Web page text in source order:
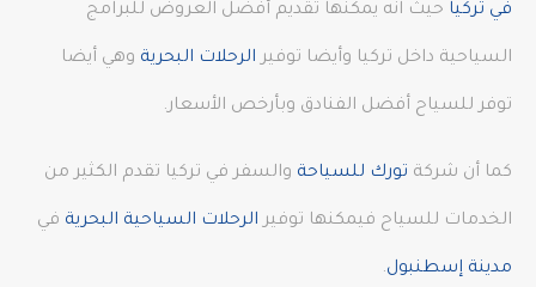
في تركيا حيث انه يمكنها تقديم أفضل العروض للبرامج
السياحية داخل تركيا وأيضا توفير الرحلات البحرية وهي أيضا
توفر للسياح أفضل الفنادق وبأرخص الأسعار.
كما أن شركة تورك للسياحة والسفر في تركيا تقدم الكثير من
الخدمات للسياح فيمكنها توفير الرحلات السياحية البحرية في
مدينة إسطنبول.